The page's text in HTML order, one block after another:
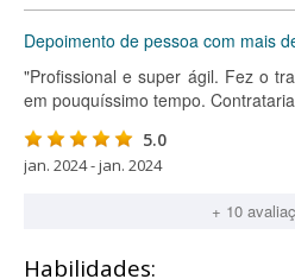
Depoimento de pessoa com mais
"Profissional e super ágil. Fez o
em pouquíssimo tempo.
5.0
jan. 2024 - jan. 2024
+ 10
Habilidades: